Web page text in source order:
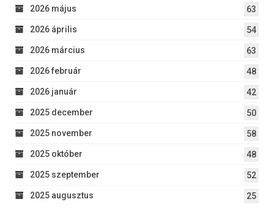
2026 május 63
2026 április 54
2026 március 63
2026 február 48
2026 január 42
2025 december 50
2025 november 58
2025 október 48
2025 szeptember 52
2025 augusztus 25